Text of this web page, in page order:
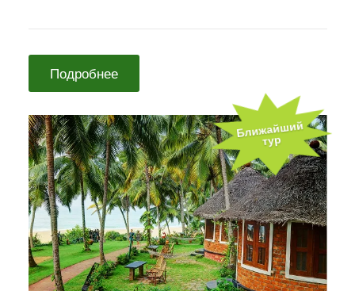
Подробнее
Ближайший
тур